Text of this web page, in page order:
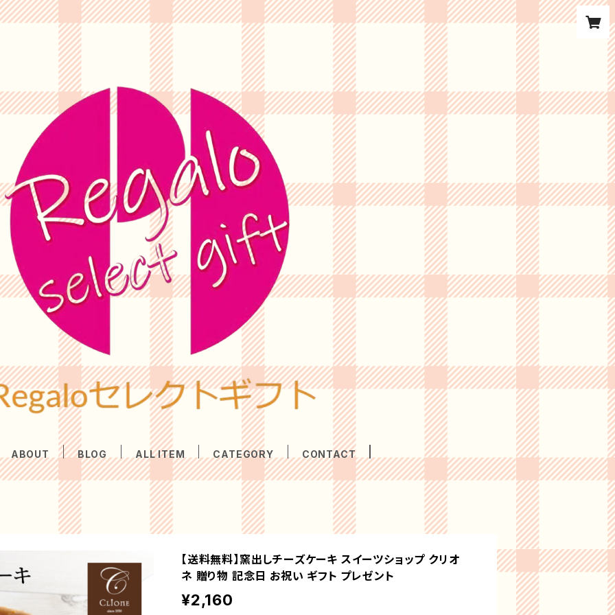
ABOUT BLOG ALL ITEM CATEGORY CONTACT
【送料無料】窯出しチーズケーキ スイーツショップ クリオ
ネ 贈り物 記念日 お祝い ギフト プレゼント
¥2,160